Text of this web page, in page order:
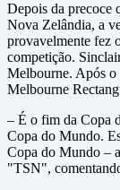
Depois da precoce
Nova Zelândia, a
provavelmente fez
competição.
Melbourne. Após o
Melbourne
– É o fim da Copa
Copa do Mundo.
Copa do Mundo –
"TSN",